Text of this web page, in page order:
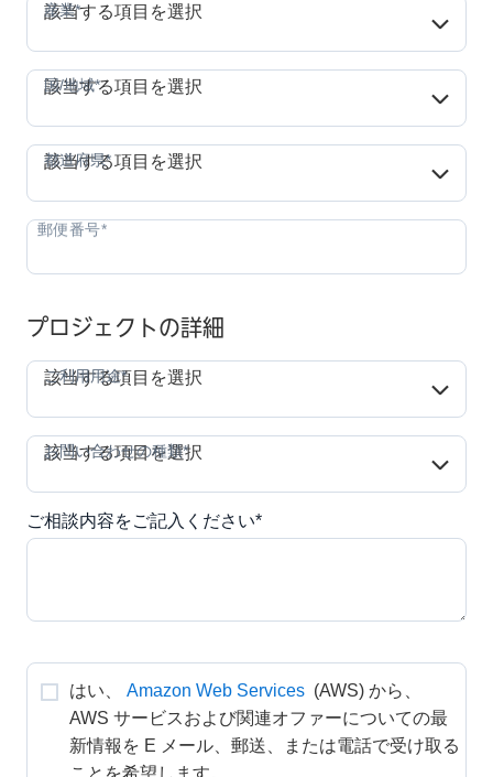
産業*
該当する項目を選択
国/地域*
該当する項目を選択
都道府県*
該当する項目を選択
プロジェクトの詳細
ご利用用途*
該当する項目を選択
お問い合わせの種類*
該当する項目を選択
ご相談内容をご記入ください*
はい、 Amazon Web Services (AWS) から、
AWS サービスおよび関連オファーについての最
新情報を E メール、郵送、または電話で受け取る
ことを希望します。